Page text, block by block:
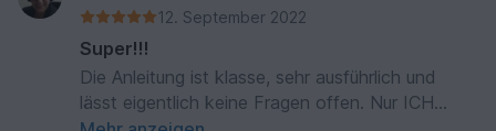
12. September 2022
Super!!!
Die Anleitung ist klasse, sehr ausführlich und
lässt eigentlich keine Fragen offen. Nur ICH